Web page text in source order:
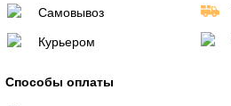
Самовывоз
Курьером
Способы оплаты